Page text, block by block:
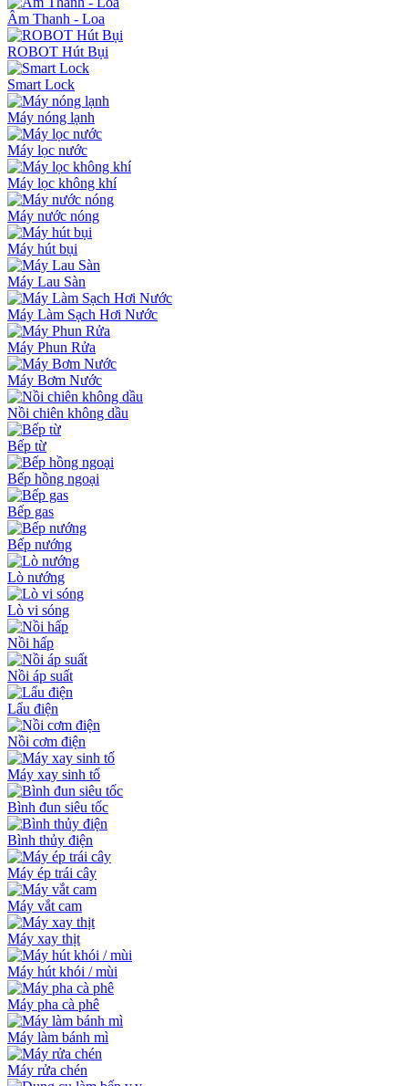
Âm Thanh - Loa
ROBOT Hút Bụi
Smart Lock
Máy nóng lạnh
Máy lọc nước
Máy lọc không khí
Máy nước nóng
Máy hút bụi
Máy Lau Sàn
Máy Làm Sạch Hơi Nước
Máy Phun Rửa
Máy Bơm Nước
Nồi chiên không dầu
Bếp từ
Bếp hồng ngoại
Bếp gas
Bếp nướng
Lò nướng
Lò vi sóng
Nồi hấp
Nồi áp suất
Lẩu điện
Nồi cơm điện
Máy xay sinh tố
Bình đun siêu tốc
Bình thủy điện
Máy ép trái cây
Máy vắt cam
Máy xay thịt
Máy hút khói / mùi
Máy pha cà phê
Máy làm bánh mì
Máy rửa chén